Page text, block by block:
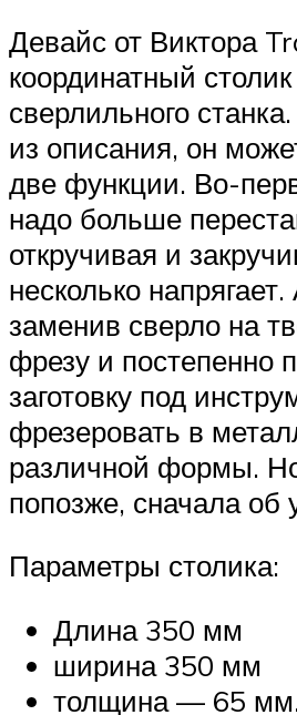
Девайс от Виктора
координатный
сверлильного
из описания, он
две функции. Во-
надо больше
откручивая и
несколько
заменив сверло на
фрезу и постепенно
заготовку под
фрезеровать в
различной формы.
попозже, сначала об
Параметры столика:
Длина 350 мм
ширина 350 мм
толщина — 65